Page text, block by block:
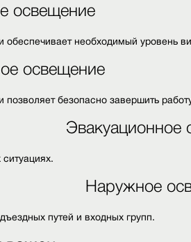
освещение
необходимый уровень
освещение
безопасно завершить
Эвакуационное
Наружное
путей и входных групп.